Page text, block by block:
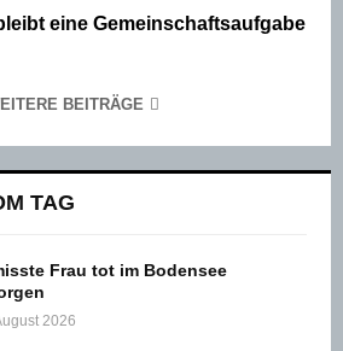
eine Gemeinschaftsaufgabe
BEITRÄGE
TAG
Frau tot im Bodensee
2026